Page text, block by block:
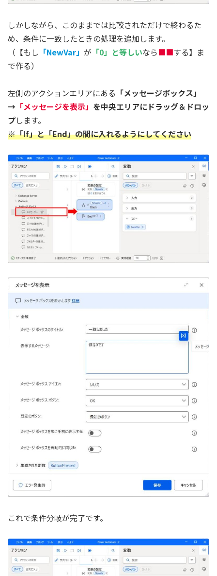
しかしながら、このままでは比較されただけで終わるた
め、条件に一致したときの処理を追加します。
（【もし 「NewVar」 が 「0」と等しいなら■■する】ま
で作る）
左側のアクションエリアにある 「メッセージボックス」
→ 「メッセージを表示」 を中央エリアにドラッグ＆ドロッ
プします。
※「If」と「End」の間に入れるようにしてください
これで条件分岐が完了です。